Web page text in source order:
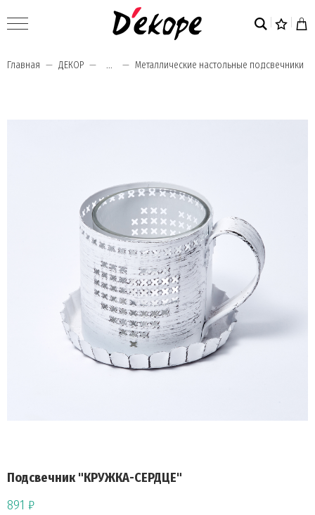
Главная ДЕКОР ... Металлические настольные подсвечники
Подсвечник "КРУЖКА-СЕРДЦЕ"
891 ₽